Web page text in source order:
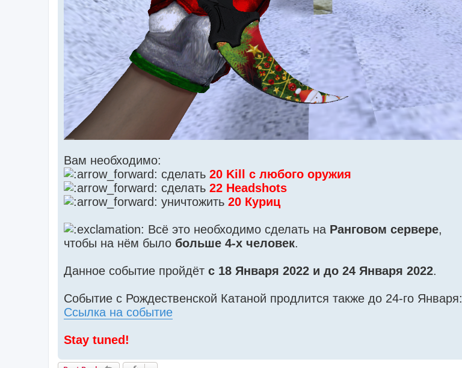
Вам необходимо:
сделать 20 Kill с любого оружия
сделать 22 Headshots
уничтожить 20 Куриц
Всё это необходимо сделать на Ранговом сервере,
чтобы на нём было больше 4-х человек.
Данное событие пройдёт с 18 Января 2022 и до 24 Января 2022.
Событие с Рождественской Катаной продлится также до 24-го Января:
Ссылка на событие
Stay tuned!